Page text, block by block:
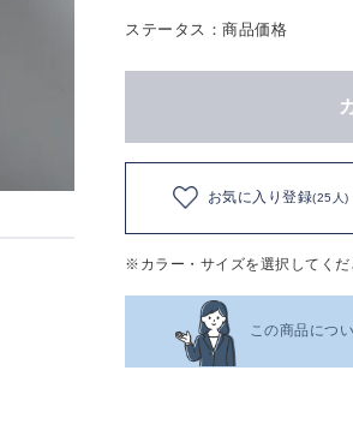
ステータス：商品価格
お気に入り登録(25人)
※カラー・サイズを選択してくだ
この商品につ